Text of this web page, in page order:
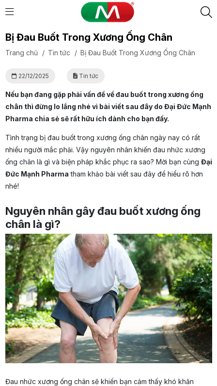
Bị Đau Buốt Trong Xương Ống Chân
Trang chủ / Tin tức / Bị Đau Buốt Trong Xương Ống Chân
22/12/2025 Tin tức
Nếu bạn đang gặp phải vấn đề về đau buốt trong xương ống
chân thì đừng lo lắng nhé vì bài viết sau đây do Đại Đức Mạnh
Pharma chia sẻ sẽ rất hữu ích dành cho bạn đấy.
Tình trạng bị đau buốt trong xương ống chân ngày nay có rất
nhiều người mắc phải. Vậy nguyên nhân khiến đau nhức xương
ống chân là gì và biện pháp khắc phục ra sao? Mời bạn cùng Đại
Đức Mạnh Pharma tham khảo bài viết sau đây để hiểu rõ hơn
nhé!
Nguyên nhân gây đau buốt xương ống
chân là gì?
Đau nhức xương ống chân sẽ khiến bạn cảm thấy khó khăn